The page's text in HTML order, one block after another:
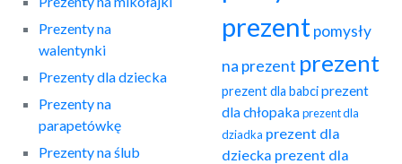
Prezenty na
walentynki
Prezenty dla dziecka
Prezenty na
parapetówkę
Prezenty na ślub
prezent pomysły
na prezent prezent
prezent dla babciprezent
dla chłopakaprezent dla
dziadka prezent dla
dziecka prezent dla